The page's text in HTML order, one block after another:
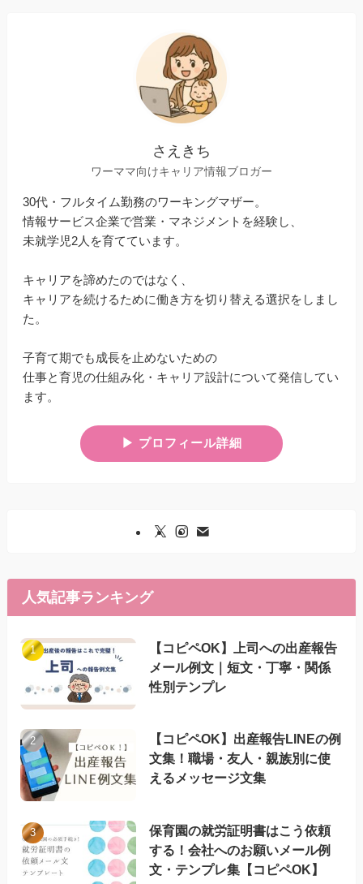
さえきち
ワーママ向けキャリア情報ブロガー
30代・フルタイム勤務のワーキングマザー。
情報サービス企業で営業・マネジメントを経験し、
未就学児2人を育てています。
キャリアを諦めたのではなく、
キャリアを続けるために働き方を切り替える選択をしまし
た。
子育て期でも成長を止めないための
仕事と育児の仕組み化・キャリア設計について発信してい
ます。
▶︎ プロフィール詳細
人気記事ランキング
【コピペOK】上司への出産報告
メール例文｜短文・丁寧・関係
性別テンプレ
【コピペOK】出産報告LINEの例
文集！職場・友人・親族別に使
えるメッセージ文集
保育園の就労証明書はこう依頼
する！会社へのお願いメール例
文・テンプレ集【コピペOK】